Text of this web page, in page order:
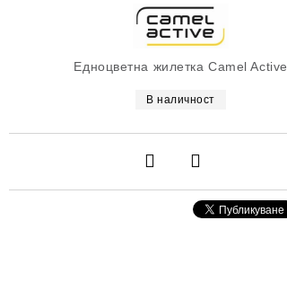
Едноцветна жилетка Camel Active
В наличност